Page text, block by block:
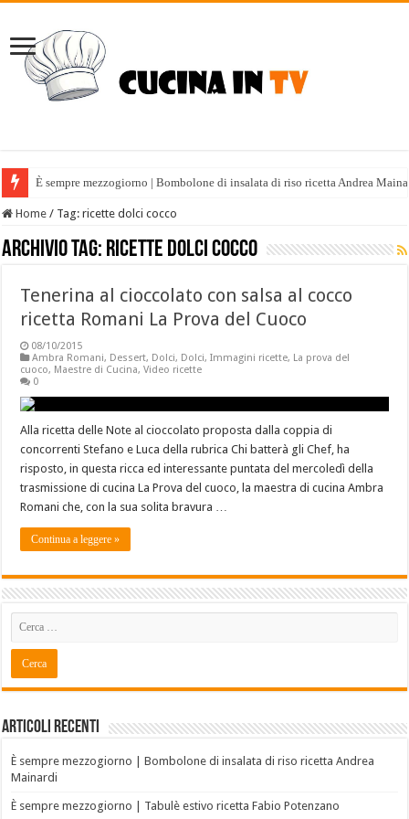
È sempre mezzogiorno | Bombolone di insalata di riso ricetta Andrea
Home / Tag:ricette dolci cocco
Archivio tag: ricette dolci cocco
Tenerina al cioccolato con salsa al cocco
ricetta Romani La Prova del Cuoco
08/10/2015
Ambra Romani, Dessert, Dolci, Dolci,Immagini ricette, La prova del
cuoco, Maestre di Cucina,Video ricette
0
Alla ricetta delle Note al cioccolato proposta dalla coppia di
concorrenti Stefano e Luca della rubrica Chi batterà gli Chef, ha
risposto, in questa ricca ed interessante puntata del mercoledì della
trasmissione di cucina La Prova del cuoco, la maestra di cucina Ambra
Romani che, con la sua solita bravura …
Continua a leggere »
Articoli recenti
È sempre mezzogiorno | Bombolone di insalata di riso ricetta Andrea
Mainardi
È sempre mezzogiorno | Tabulè estivo ricetta Fabio Potenzano